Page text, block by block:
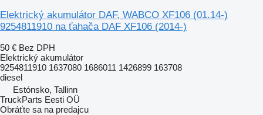
Elektrický akumulátor DAF, WABCO XF106 (01.14-)
9254811910 na ťahača DAF XF106 (2014-)
50 € Bez DPH
Elektrický akumulátor
9254811910 1637080 1686011 1426899 163708
diesel
Estónsko, Tallinn
TruckParts Eesti OÜ
Obráťte sa na predajcu